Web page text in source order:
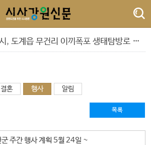
군, 아우라지 뗏목 및 막걸리 축제
삼척시, 도계읍 무건리 이끼폭포 생태탐방로 전면 통제
, 장분남, 최원규 '3인 전시회'
속초 해수욕장, 강원 동해안 방문객 감소 속 ‘역주행’ 인기
결혼 행사 알림
목록
군 주간 행사 계획 5월 24일 ~